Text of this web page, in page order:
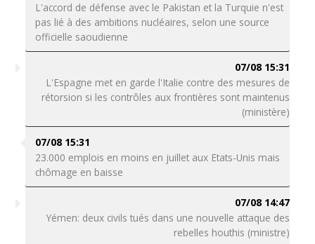
L'accord de défense avec le Pakistan et la Turquie n'est
pas lié à des ambitions nucléaires, selon une source
officielle saoudienne
07/08 15:31
L'Espagne met en garde l'Italie contre des mesures de
rétorsion si les contrôles aux frontières sont maintenus
(ministère)
07/08 15:31
23.000 emplois en moins en juillet aux Etats-Unis mais
chômage en baisse
07/08 14:47
Yémen: deux civils tués dans une nouvelle attaque des
rebelles houthis (ministre)